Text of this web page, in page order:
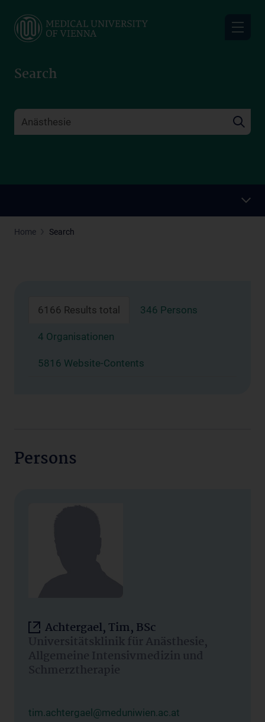
main
Search
Home Search
6166 Results total 346 Persons
4 Organisationen
5816 Website-Contents
Persons
Achtergael, Tim, BSc
Universitätsklinik für Anästhesie,
Allgemeine Intensivmedizin und
Schmerztherapie
tim.achtergael@meduniwien.ac.at